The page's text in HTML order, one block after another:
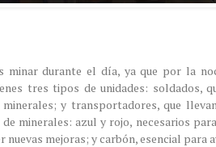
minar durante el día, ya que por la
tres tipos de unidades: soldados,
y transportadores, que
minerales: azul y rojo, necesarios
nuevas mejoras; y carbón, esencial para